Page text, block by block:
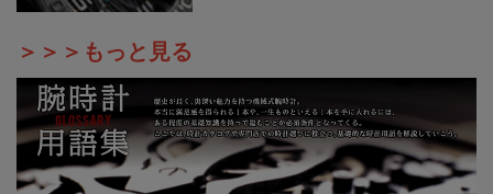
＞＞＞もっと見る